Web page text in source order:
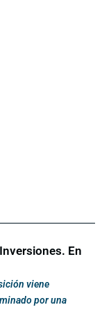
En
viene
por una